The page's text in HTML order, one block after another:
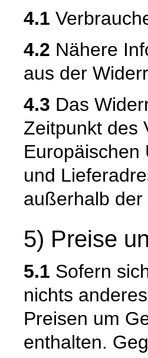
4.1
4.2 Nähere
aus der
4.3 Das
Zeitpunkt des
Europäischen
und
außerhalb
5) Preise
5.1 Sofern
nichts
Preisen um
enthalten.